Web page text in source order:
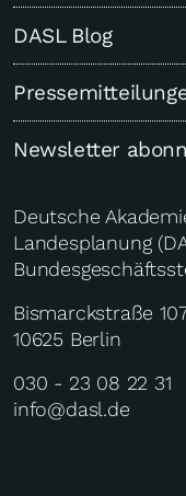
DASL Blog
Newsletter
Deutsche
Landesplanung
Bismarckstraße
10625 Berlin
030 - 23 08 22 31
info@dasl.de